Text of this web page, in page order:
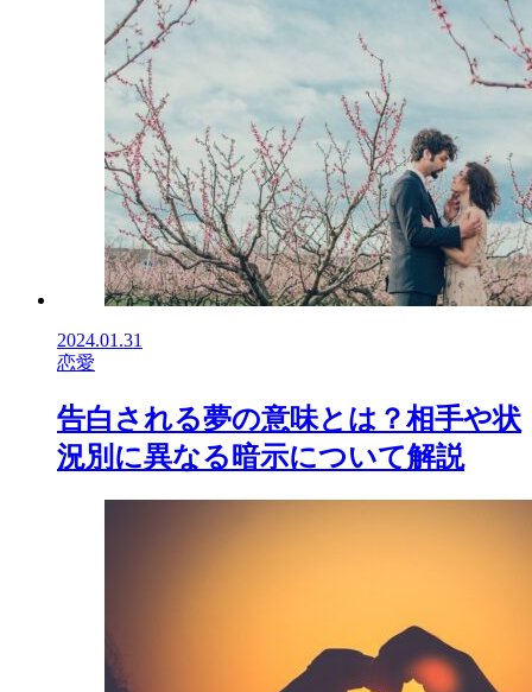
2024.01.31
恋愛
告白される夢の意味とは？相手や状
況別に異なる暗示について解説